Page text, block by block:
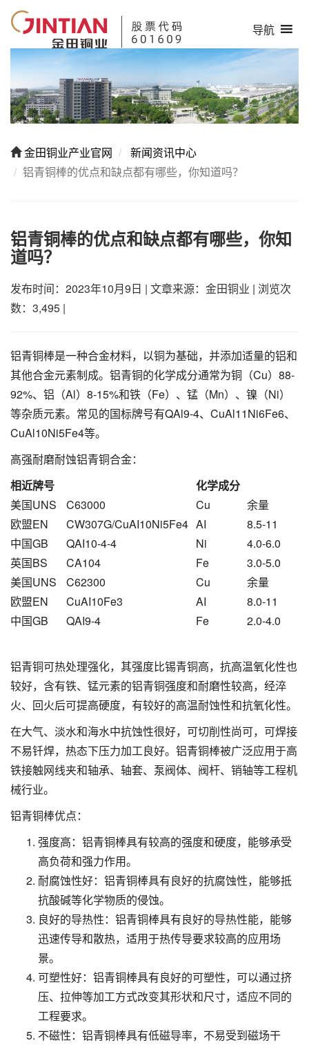
导航
金田铜业产业官网
新闻资讯中心
铝青铜棒的优点和缺点都有哪些，你知道吗？
铝青铜棒的优点和缺点都有哪些，你知
道吗？
发布时间：2023年10月9日 | 文章来源：金田铜业 | 浏览次
数：3,495 |
铝青铜棒是一种合金材料，以铜为基础，并添加适量的铝和
其他合金元素制成。铝青铜的化学成分通常为铜（Cu）88-
92%、铝（Al）8-15%和铁（Fe）、锰（Mn）、镍（Ni）
等杂质元素。常见的国标牌号有QAl9-4、CuAl11Ni6Fe6、
CuAl10Ni5Fe4等。
高强耐磨耐蚀铝青铜合金：
相近牌号
化学成分
美国UNS
C63000 Cu
余量
欧盟EN
CW307G/CuAI10Ni5Fe4 AI
8.5-11
中国GB
QAI10-4-4 Ni
4.0-6.0
英国BS
CA104 Fe
3.0-5.0
美国UNS
C62300 Cu
余量
欧盟EN
CuAI10Fe3 AI
8.0-11
中国GB
QAI9-4 Fe 2.0-4.0
铝青铜可热处理强化，其强度比锡青铜高，抗高温氧化性也
较好，含有铁、锰元素的铝青铜强度和耐磨性较高，经淬
火、回火后可提高硬度，有较好的高温耐蚀性和抗氧化性。
在大气、淡水和海水中抗蚀性很好，可切削性尚可，可焊接
不易钎焊，热态下压力加工良好。铝青铜棒被广泛应用于高
铁接触网线夹和轴承、轴套、泵阀体、阀杆、销轴等工程机
械行业。
铝青铜棒优点：
强度高：铝青铜棒具有较高的强度和硬度，能够承受
高负荷和强力作用。
耐腐蚀性好：铝青铜棒具有良好的抗腐蚀性，能够抵
抗酸碱等化学物质的侵蚀。
良好的导热性：铝青铜棒具有良好的导热性能，能够
迅速传导和散热，适用于热传导要求较高的应用场
景。
可塑性好：铝青铜棒具有良好的可塑性，可以通过挤
压、拉伸等加工方式改变其形状和尺寸，适应不同的
工程要求。
不磁性：铝青铜棒具有低磁导率，不易受到磁场干